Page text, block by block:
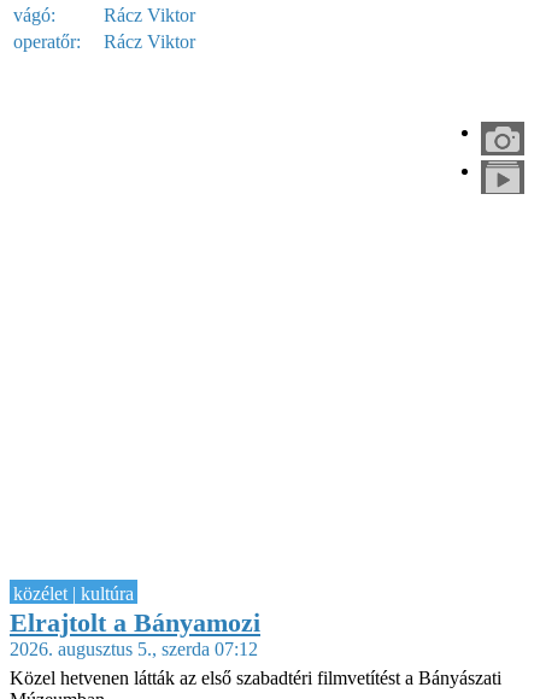
vágó:
Rácz Viktor
operatőr:
Rácz Viktor
közélet | kultúra
Elrajtolt a Bányamozi
2026. augusztus 5., szerda 07:12
Közel hetvenen látták az első szabadtéri filmvetítést a Bányászati